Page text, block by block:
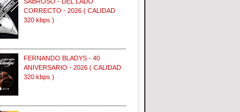
CORRECTO - 2026 ( CALIDAD
320 kbps )
FERNANDO BLADYS - 40
ANIVERSARIO - 2026 ( CALIDAD
320 kbps )